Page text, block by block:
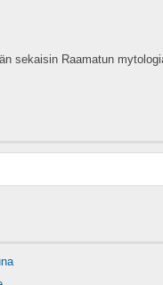
sekaisin Raamatun